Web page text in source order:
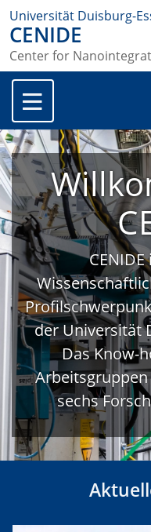
Universität Duisburg-
CENIDE
Center for
der Universität
Das Know-
sechs